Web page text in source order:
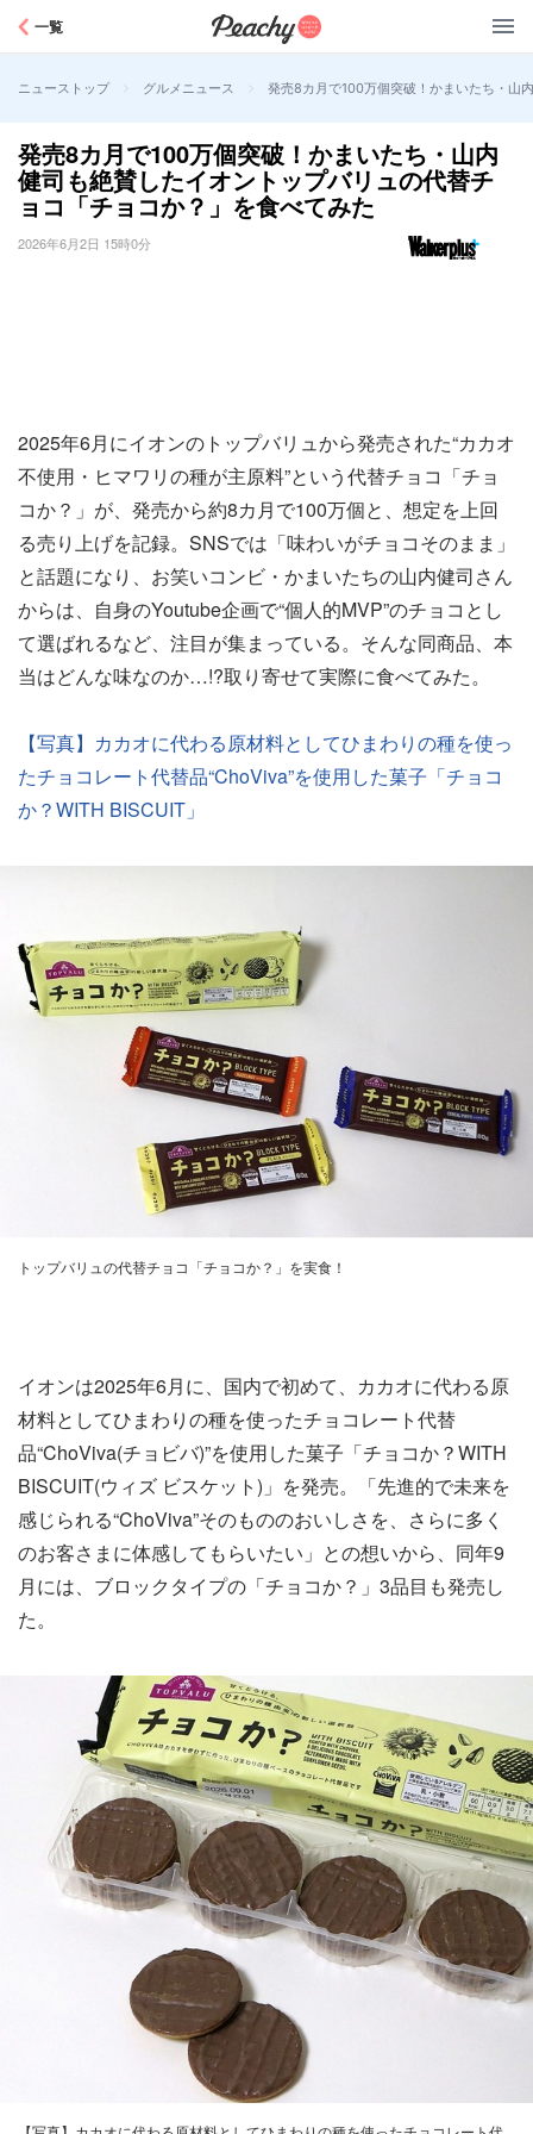
一覧
ニューストップ > グルメニュース > 発売8カ月で100万個突破！かまいたち・山
発売8カ月で100万個突破！かまいたち・山内
健司も絶賛したイオントップバリュの代替チ
ョコ「チョコか？」を食べてみた
2026年6月2日 15時0分
2025年6月にイオンのトップバリュから発売された“カカオ
不使用・ヒマワリの種が主原料”という代替チョコ「チョ
コか？」が、発売から約8カ月で100万個と、想定を上回
る売り上げを記録。SNSでは「味わいがチョコそのまま」
と話題になり、お笑いコンビ・かまいたちの山内健司さん
からは、自身のYoutube企画で“個人的MVP”のチョコとし
て選ばれるなど、注目が集まっている。そんな同商品、本
当はどんな味なのか…!?取り寄せて実際に食べてみた。
【写真】カカオに代わる原材料としてひまわりの種を使っ
たチョコレート代替品“ChoViva”を使用した菓子「チョコ
か？WITH BISCUIT」
トップバリュの代替チョコ「チョコか？」を実食！
イオンは2025年6月に、国内で初めて、カカオに代わる原
材料としてひまわりの種を使ったチョコレート代替
品“ChoViva(チョビバ)”を使用した菓子「チョコか？WITH
BISCUIT(ウィズ ビスケット)」を発売。「先進的で未来を
感じられる“ChoViva”そのもののおいしさを、さらに多く
のお客さまに体感してもらいたい」との想いから、同年9
月には、ブロックタイプの「チョコか？」3品目も発売し
た。